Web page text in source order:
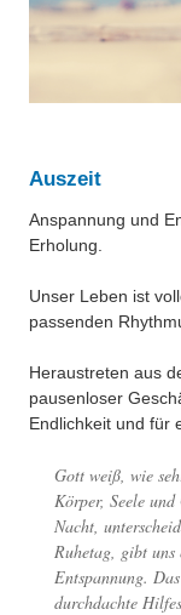
Benzolring-Archiv
Auszeit
Anspannung und
Erholung.
Unser Leben ist
passenden
Heraustreten aus
pausenloser
Endlichkeit und für
Gott weiß, wie
Körper, Seele
Nacht,
Ruhetag, gibt
Entspannung.
durchdachte